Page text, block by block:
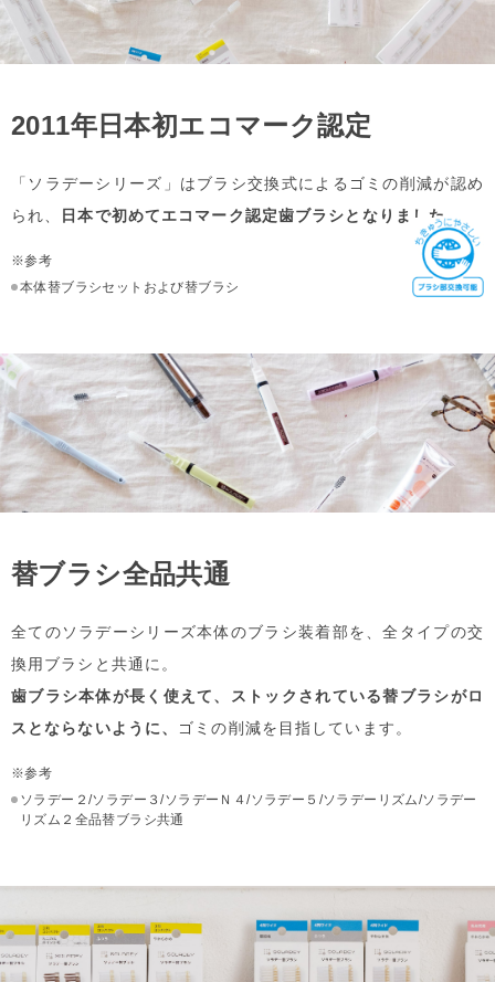
2011年日本初エコマーク認定
「ソラデーシリーズ」はブラシ交換式によるゴミの削減が認め
られ、
日本で初めてエコマーク認定歯ブラシとなりました。
※参考
本体替ブラシセットおよび替ブラシ
替ブラシ全品共通
全てのソラデーシリーズ本体のブラシ装着部を、全タイプの交
換用ブラシと共通に。
歯ブラシ本体が長く使えて、ストックされている替ブラシがロ
スとならないように、
ゴミの削減を目指しています。
※参考
ソラデー２/ソラデー３/ソラデーＮ４/ソラデー５/ソラデーリズム/ソラデー
リズム２全品替ブラシ共通